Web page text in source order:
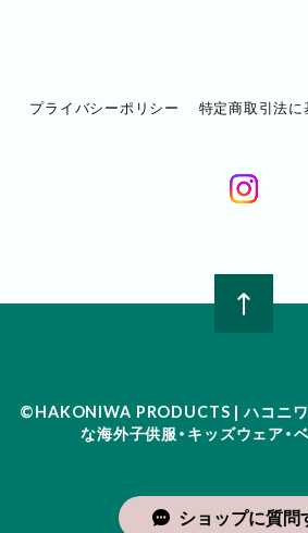
プライバシーポリシー 特定商取引法に
©︎HAKONIWA PRODUCTS | ハコニ
な海外子供服・キッズウェア・
ショップに質問